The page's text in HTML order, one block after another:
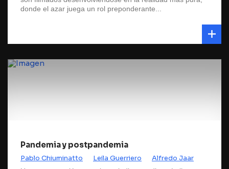
donde el azar juega un rol preponderante...
Pandemia y postpandemia
Pablo Chiuminatto Leila Guerriero Alfredo Jaar